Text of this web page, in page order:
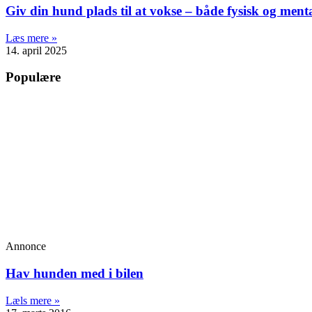
Giv din hund plads til at vokse – både fysisk og
Læs mere »
14. april 2025
Populære
Annonce
Hav hunden med i bilen
Læls mere »